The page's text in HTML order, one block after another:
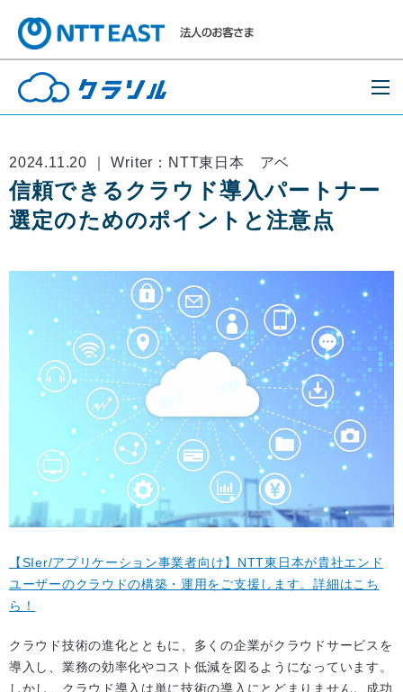
2024.11.20 ｜ Writer：NTT東日本 アベ
信頼できるクラウド導入パートナー
選定のためのポイントと注意点
【SIer/アプリケーション事業者向け】NTT東日本が貴社エンド
ユーザーのクラウドの構築・運用をご支援します。詳細はこち
ら！
クラウド技術の進化とともに、多くの企業がクラウドサービスを
導入し、業務の効率化やコスト低減を図るようになっています。
しかし、クラウド導入は単に技術の導入にとどまりません。成功